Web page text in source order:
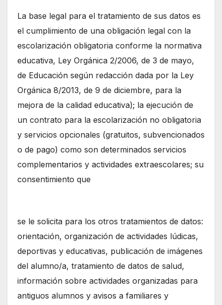
La base legal para el tratamiento de sus datos es
el cumplimiento de una obligación legal con la
escolarización obligatoria conforme la normativa
educativa, Ley Orgánica 2/2006, de 3 de mayo,
de Educación según redacción dada por la Ley
Orgánica 8/2013, de 9 de diciembre, para la
mejora de la calidad educativa); la ejecución de
un contrato para la escolarización no obligatoria
y servicios opcionales (gratuitos, subvencionados
o de pago) como son determinados servicios
complementarios y actividades extraescolares; su
consentimiento que
se le solicita para los otros tratamientos de datos:
orientación, organización de actividades lúdicas,
deportivas y educativas, publicación de imágenes
del alumno/a, tratamiento de datos de salud,
información sobre actividades organizadas para
antiguos alumnos y avisos a familiares y